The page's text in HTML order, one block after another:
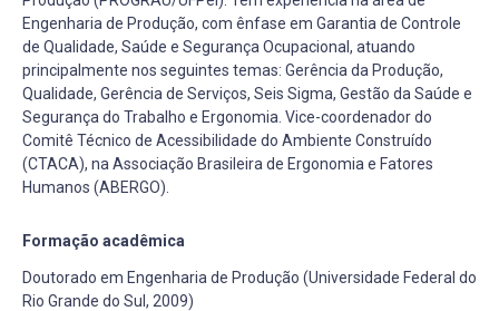
Engenharia de Produção, com ênfase em Garantia de Controle
de Qualidade, Saúde e Segurança Ocupacional, atuando
principalmente nos seguintes temas: Gerência da Produção,
Qualidade, Gerência de Serviços, Seis Sigma, Gestão da Saúde e
Segurança do Trabalho e Ergonomia. Vice-coordenador do
Comitê Técnico de Acessibilidade do Ambiente Construído
(CTACA), na Associação Brasileira de Ergonomia e Fatores
Humanos (ABERGO).
Formação acadêmica
Doutorado em Engenharia de Produção (Universidade Federal do
Rio Grande do Sul, 2009)